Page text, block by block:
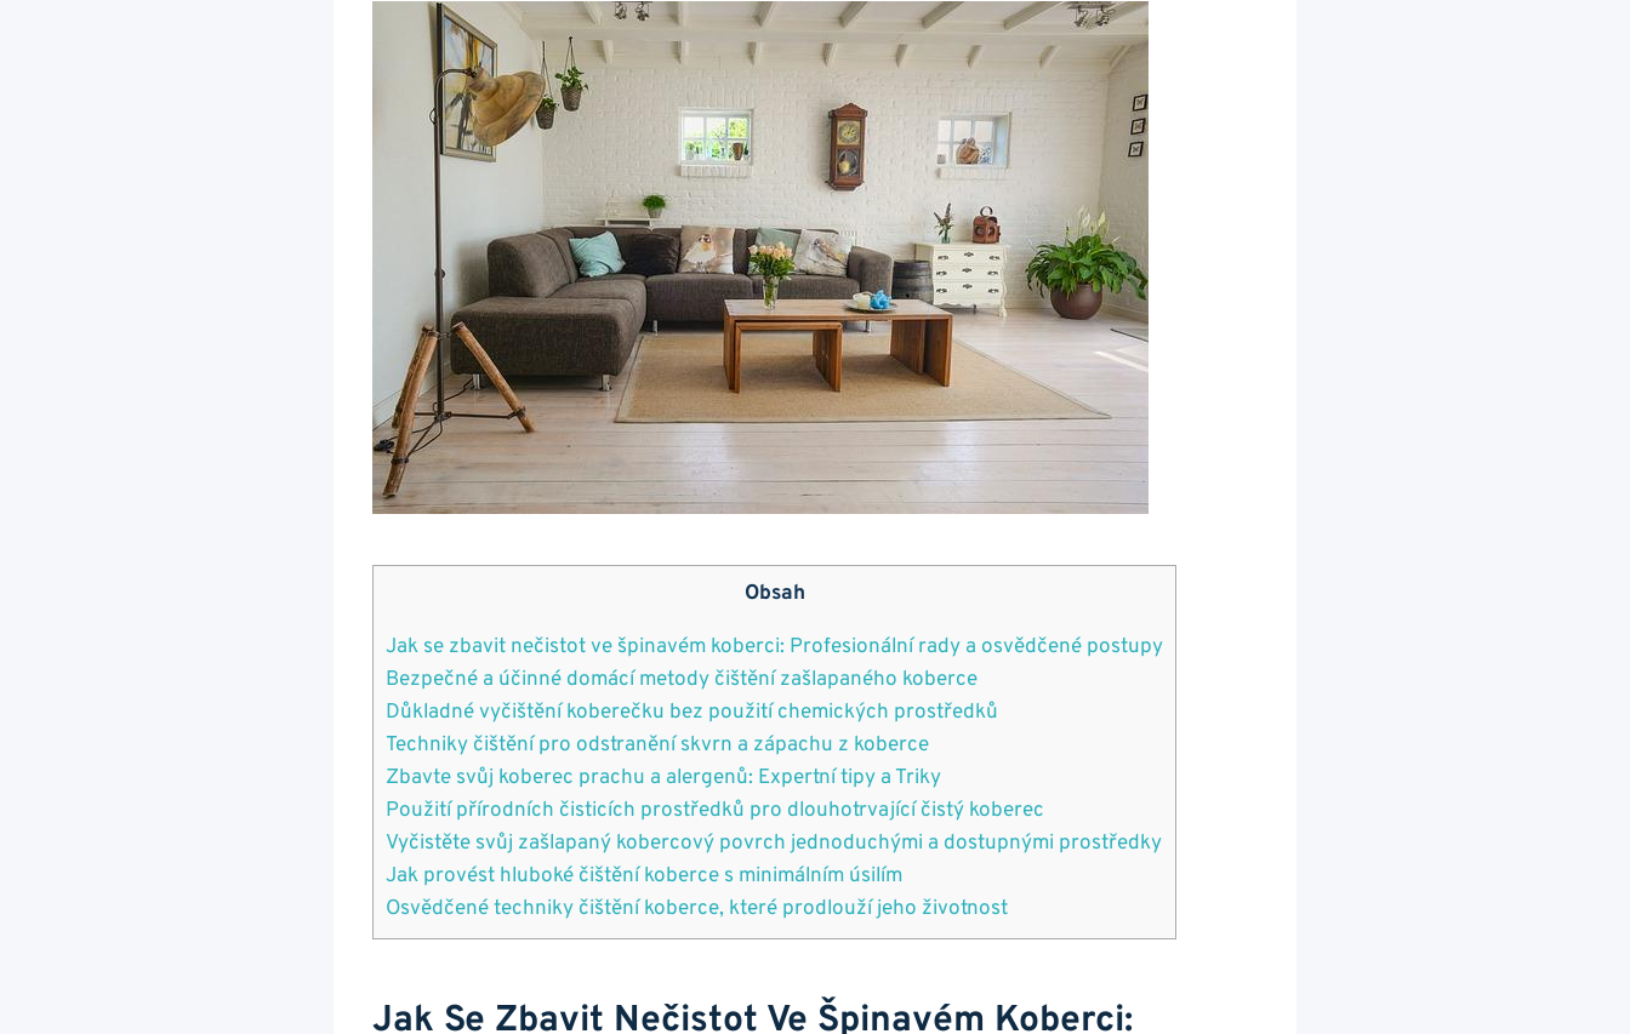
Obsah
Jak se zbavit nečistot ⁢ve špinavém koberci: Profesionální rady ⁣a​ osvědčené postupy
Bezpečné a účinné ‍domácí‍ metody čištění zašlapaného koberce
Důkladné vyčištění⁣ koberečku bez použití chemických prostředků
Techniky čištění pro odstranění skvrn a zápachu z koberce
Zbavte svůj ⁢koberec prachu a ⁢alergenů: Expertní tipy a Triky
Použití přírodních čisticích⁤ prostředků pro dlouhotrvající čistý koberec
Vyčistěte svůj zašlapaný kobercový ​povrch jednoduchými a dostupnými prostředky
Jak provést hluboké⁤ čištění ‍koberce s ⁢minimálním úsilím
Osvědčené⁢ techniky čištění koberce, ⁤které ⁢prodlouží jeho​ životnost
Jak Se Zbavit Nečistot ⁢ve Špinavém Koberci: